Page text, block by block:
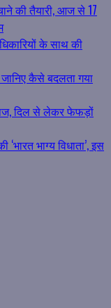
की तैयारी, आज से 17
के साथ की
कैसे बदलता गया
दिल से लेकर फेफड़ों
भाग्य विधाता’, इस